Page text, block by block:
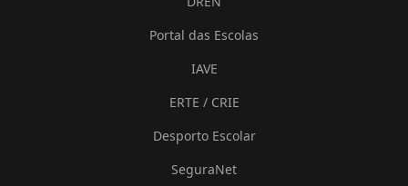
Portal das Escolas
IAVE
ERTE / CRIE
Desporto Escolar
SeguraNet